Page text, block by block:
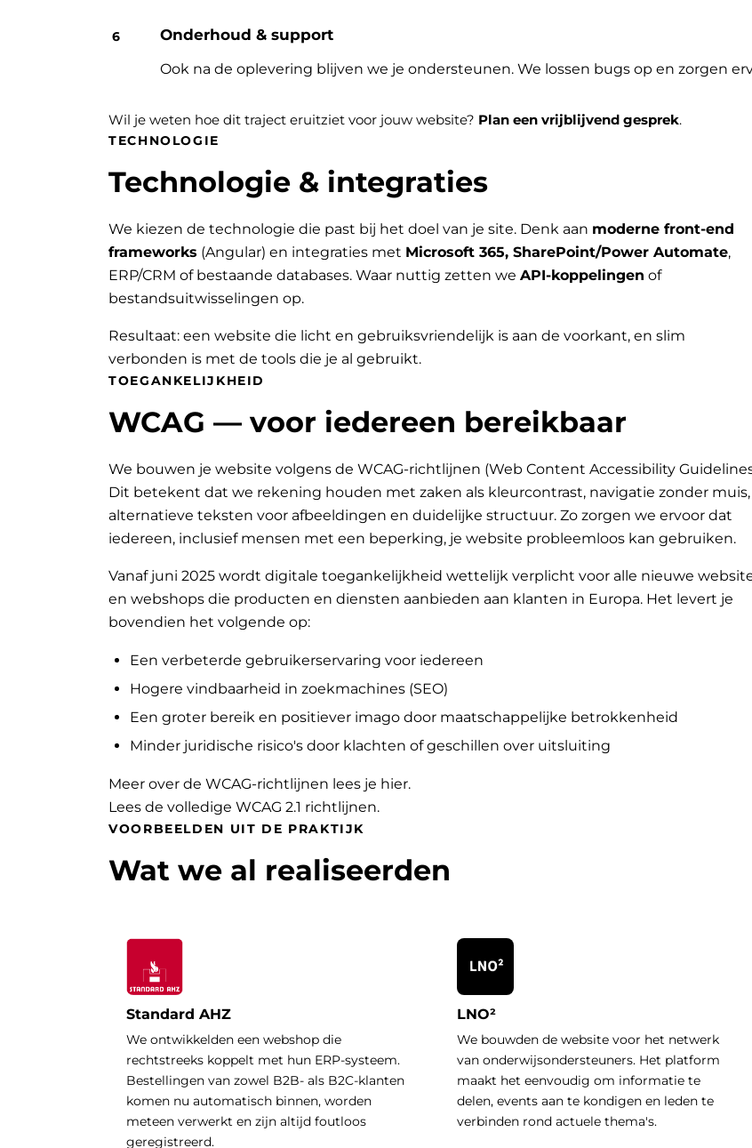
Onderhoud & support
Ook na de oplevering blijven we je ondersteunen. We lossen bugs op en zorgen
Wil je weten hoe dit traject eruitziet voor jouw website? Plan een vrijblijvend gesprek.
TECHNOLOGIE
Technologie & integraties
We kiezen de technologie die past bij het doel van je site. Denk aan moderne front-end
frameworks (Angular) en integraties met Microsoft 365, SharePoint/Power Automate,
ERP/CRM of bestaande databases. Waar nuttig zetten we API-koppelingen of
bestandsuitwisselingen op.
Resultaat: een website die licht en gebruiksvriendelijk is aan de voorkant, en slim
verbonden is met de tools die je al gebruikt.
TOEGANKELIJKHEID
WCAG — voor iedereen bereikbaar
We bouwen je website volgens de WCAG-richtlijnen (Web Content Accessibility
Dit betekent dat we rekening houden met zaken als kleurcontrast, navigatie zonder muis,
alternatieve teksten voor afbeeldingen en duidelijke structuur. Zo zorgen we ervoor dat
iedereen, inclusief mensen met een beperking, je website probleemloos kan gebruiken.
Vanaf juni 2025 wordt digitale toegankelijkheid wettelijk verplicht voor alle nieuwe
en webshops die producten en diensten aanbieden aan klanten in Europa. Het levert je
bovendien het volgende op:
Een verbeterde gebruikerservaring voor iedereen
Hogere vindbaarheid in zoekmachines (SEO)
Een groter bereik en positiever imago door maatschappelijke betrokkenheid
Minder juridische risico's door klachten of geschillen over uitsluiting
Meer over de WCAG-richtlijnen lees je hier.
Lees de volledige WCAG 2.1 richtlijnen.
VOORBEELDEN UIT DE PRAKTIJK
Wat we al realiseerden
Standard AHZ
We ontwikkelden een webshop die
rechtstreeks koppelt met hun ERP-systeem.
Bestellingen van zowel B2B- als B2C-klanten
komen nu automatisch binnen, worden
meteen verwerkt en zijn altijd foutloos
geregistreerd.
LNO²
We bouwden de website voor het netwerk
van onderwijsondersteuners. Het platform
maakt het eenvoudig om informatie te
delen, events aan te kondigen en leden te
verbinden rond actuele thema's.